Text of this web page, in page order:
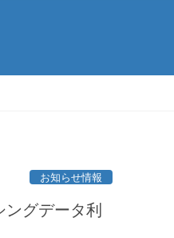
お知らせ情報
グデータ利